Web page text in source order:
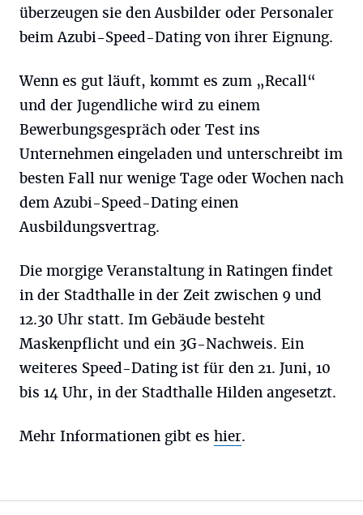
überzeugen sie den Ausbilder oder Personaler
beim Azubi-Speed-Dating von ihrer Eignung.
Wenn es gut läuft, kommt es zum „Recall“
und der Jugendliche wird zu einem
Bewerbungsgespräch oder Test ins
Unternehmen eingeladen und unterschreibt im
besten Fall nur wenige Tage oder Wochen nach
dem Azubi-Speed-Dating einen
Ausbildungsvertrag.
Die morgige Veranstaltung in Ratingen findet
in der Stadthalle in der Zeit zwischen 9 und
12.30 Uhr statt. Im Gebäude besteht
Maskenpflicht und ein 3G-Nachweis. Ein
weiteres Speed-Dating ist für den 21. Juni, 10
bis 14 Uhr, in der Stadthalle Hilden angesetzt.
Mehr Informationen gibt es hier.